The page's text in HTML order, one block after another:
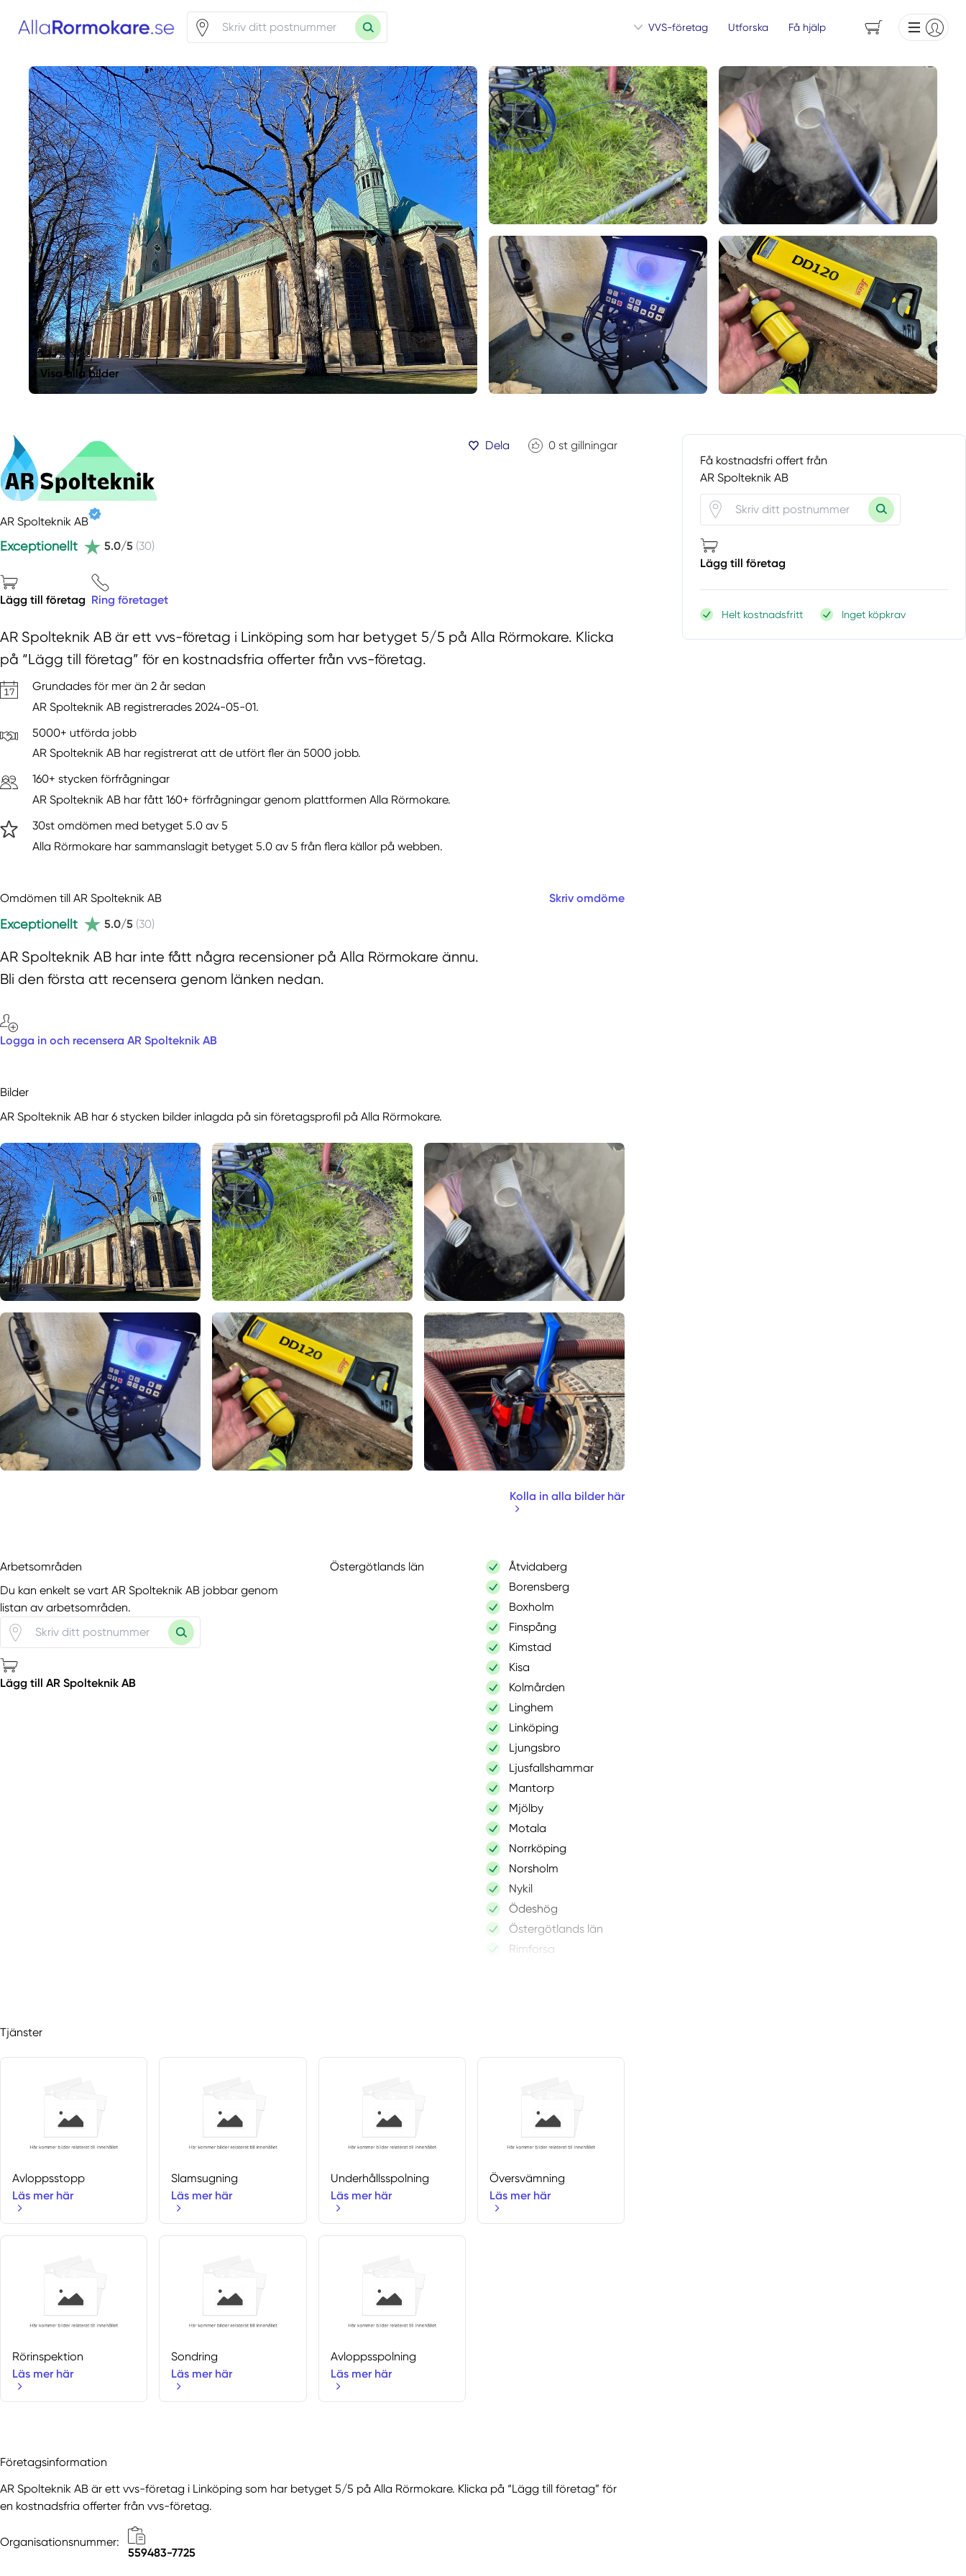
VVS-företag Utforska Få hjälp
Visa alla bilder
Dela 0 st gillningar
AR Spolteknik AB
Exceptionellt 5.0/5 (30)
Lägg till företag Ring företaget
AR Spolteknik AB är ett vvs-företag i Linköping som har betyget 5/5 på Alla Rörmokare. Klicka
på “Lägg till företag” för en kostnadsfria offerter från vvs-företag.
Grundades för mer än 2 år sedan
AR Spolteknik AB registrerades 2024-05-01.
5000+ utförda jobb
AR Spolteknik AB har registrerat att de utfört fler än 5000 jobb.
160+ stycken förfrågningar
AR Spolteknik AB har fått 160+ förfrågningar genom plattformen Alla Rörmokare.
30st omdömen med betyget 5.0 av 5
Alla Rörmokare har sammanslagit betyget 5.0 av 5 från flera källor på webben.
Omdömen till AR Spolteknik AB
Exceptionellt 5.0/5 (30)
Skriv omdöme
AR Spolteknik AB har inte fått några recensioner på Alla Rörmokare ännu.
Bli den första att recensera genom länken nedan.
Logga in och recensera AR Spolteknik AB
Bilder
AR Spolteknik AB har 6 stycken bilder inlagda på sin företagsprofil på Alla Rörmokare.
Kolla in alla bilder här
Arbetsområden
Du kan enkelt se vart AR Spolteknik AB jobbar genom
listan av arbetsområden.
Lägg till AR Spolteknik AB
Östergötlands län
Åtvidaberg
Borensberg
Boxholm
Finspång
Kimstad
Kisa
Kolmården
Linghem
Linköping
Ljungsbro
Ljusfallshammar
Mantorp
Mjölby
Motala
Norrköping
Norsholm
Nykil
Ödeshög
Östergötlands län
Rimforsa
Vreta Kloster
Tjänster
Avloppsstopp
Läs mer här
Slamsugning
Läs mer här
Underhållsspolning
Läs mer här
Översvämning
Läs mer här
Rörinspektion
Läs mer här
Sondring
Läs mer här
Avloppsspolning
Läs mer här
Företagsinformation
AR Spolteknik AB är ett vvs-företag i Linköping som har betyget 5/5 på Alla Rörmokare. Klicka på “Lägg till företag” för
en kostnadsfria offerter från vvs-företag.
Organisationsnummer:
559483-7725
Få kostnadsfri offert från
AR Spolteknik AB
Lägg till företag
Helt kostnadsfritt Inget köpkrav